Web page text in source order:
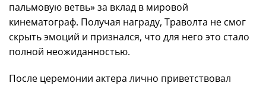
пальмовую ветвь» за вклад в мировой
кинематограф. Получая награду, Траволта не смог
скрыть эмоций и признался, что для него это стало
полной неожиданностью.
После церемонии актера лично приветствовал